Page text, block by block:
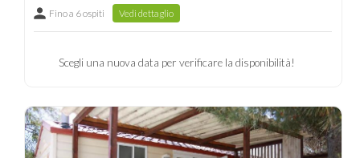
Fino a 6 ospiti Vedi dettaglio
Scegli una nuova data per verificare la disponibilità!